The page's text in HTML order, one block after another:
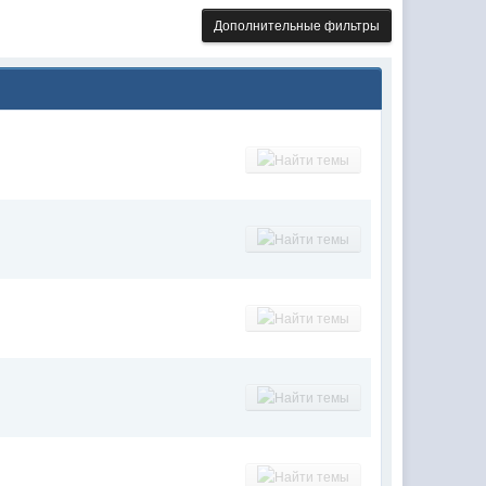
Дополнительные фильтры